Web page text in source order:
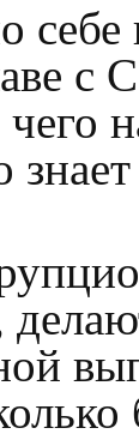
себе
чего